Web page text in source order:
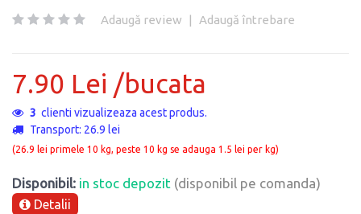
Adaugă review | Adaugă întrebare
7.90 Lei /bucata
3 clienti vizualizeaza acest produs.
Transport: 26.9 lei
(26.9 lei primele 10 kg, peste 10 kg se adauga 1.5 lei per kg)
Disponibil: in stoc depozit (disponibil pe comanda)
Detalii